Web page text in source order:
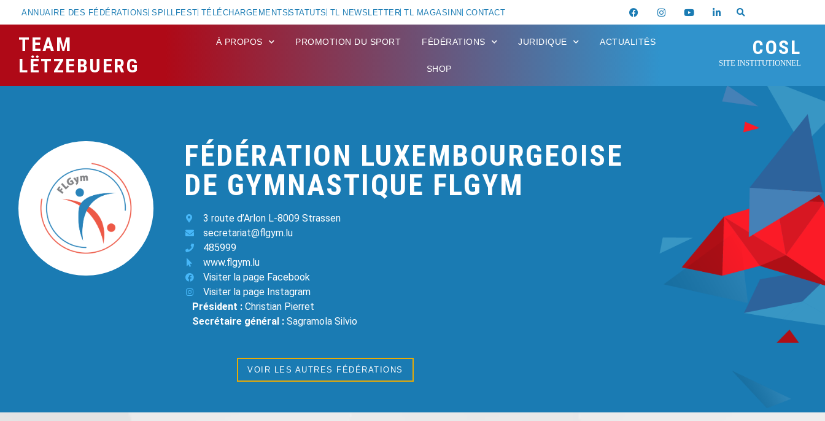
ANNUAIRE DES FÉDÉRATIONS SPILLFEST TÉLÉCHARGEMENTSSTATUTS TL NEWSLETTER TL MAGASINN CONTACT
TEAM
LËTZEBUERG
À PROPOS PROMOTION DU SPORT FÉDÉRATIONS JURIDIQUE ACTUALITÉS
SHOP
COSL
SITE INSTITUTIONNEL
FÉDÉRATION LUXEMBOURGEOISE
DE GYMNASTIQUE FLGYM
3 route d’Arlon L-8009 Strassen
secretariat@flgym.lu
485999
www.flgym.lu
Visiter la page Facebook
Visiter la page Instagram
Président : Christian Pierret
Secrétaire général : Sagramola Silvio
VOIR LES AUTRES FÉDÉRATIONS